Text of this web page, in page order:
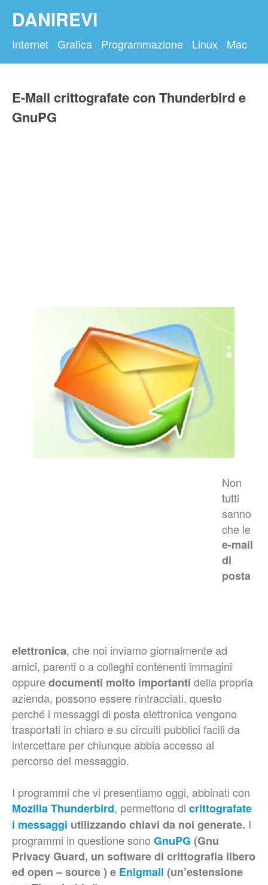
DANIREVI
Internet Grafica Programmazione Linux Mac
E-Mail crittografate con Thunderbird e
GnuPG
Non
tutti
sanno
che le
e-mail
di
posta
elettronica, che noi inviamo giornalmente ad
amici, parenti o a colleghi contenenti immagini
oppuredocumenti molto importanti della propria
azienda, possono essere rintracciati, questo
perché i messaggi di posta elettronica vengono
trasportati in chiaro e su circuiti pubblici facili da
intercettare per chiunque abbia accesso al
percorso del messaggio.
I programmi che vi presentiamo oggi, abbinati con
Mozilla Thunderbird, permettono di crittografate
i messaggi utilizzando chiavi da noi generate. I
programmi in questione sono GnuPG (Gnu
Privacy Guard, un software di crittografia libero
ed open – source ) e Enigmail (un’estensione